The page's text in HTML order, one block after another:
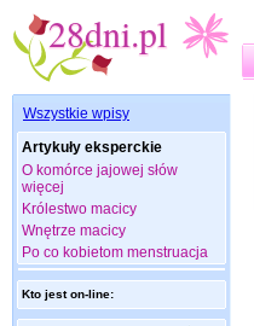
Wszystkie wpisy
Artykuły eksperckie
O komórce jajowej słów
więcej
Królestwo macicy
Wnętrze macicy
Po co kobietom menstruacja
Kto jest on-line: